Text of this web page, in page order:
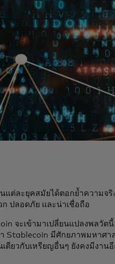
แต่ละยุคสมัยได้ตอกย้ำความจ
ปลอดภัย และน่าเชื่อถือ
จะเข้ามาเปลี่ยนแปลงพลวัต
Stablecoin มีศักยภาพมหาศา
เดียวกับเหรียญอื่นๆ ยังคงมีงา